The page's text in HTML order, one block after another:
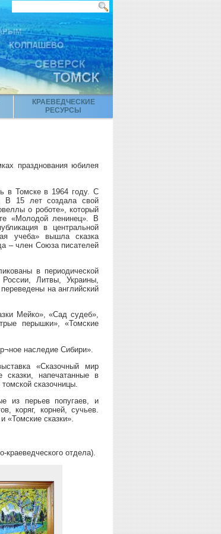
КРАЕВЕДЧЕСКИЕ
РЕСУРСЫ
празднования юбилея
в Томске в 1964 году. С
В 15 лет создала свой
о роботе», который
«Молодой ленинец». В
в центральной
учеба» вышла сказка
– член Союза писателей
в периодической
Литвы, Украины,
на английский
Мейко», «Сад судеб»,
перышки», «Томские
наследие Сибири».
«Сказочный мир
напечатанные в
сказочницы.
из перьев попугаев, и
коряг, корней, сучьев.
«Томские сказки».
краеведческого отдела).